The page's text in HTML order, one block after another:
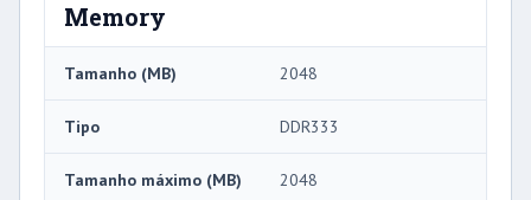
Memory
Tamanho (MB) 2048
Tipo DDR333
Tamanho máximo (MB) 2048